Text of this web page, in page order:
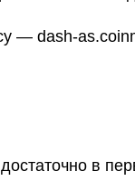
— dash-
в